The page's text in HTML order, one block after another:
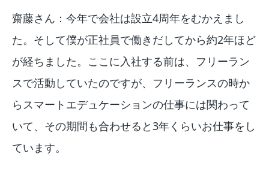
齋藤さん：今年で会社は設立4周年をむかえまし
た。そして僕が正社員で働きだしてから約2年ほど
が経ちました。ここに入社する前は、フリーラン
スで活動していたのですが、フリーランスの時か
らスマートエデュケーションの仕事には関わって
いて、その期間も合わせると3年くらいお仕事をし
ています。